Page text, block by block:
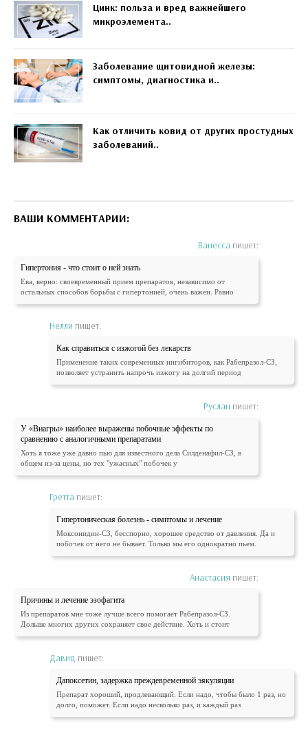
Цинк: польза и вред важнейшего
микроэлемента..
Заболевание щитовидной железы:
симптомы, диагностика и..
Как отличить ковид от других простудных
заболеваний..
ВАШИ КОММЕНТАРИИ:
Ванесса пишет:
Гипертония - что стоит о ней знать
Ева, верно: своевременный прием препаратов, независимо от
остальных способов борьбы с гипертонией, очень важен. Равно
Нелли пишет:
Как справиться с изжогой без лекарств
Применение таких современных ингибиторов, как Рабепразол-СЗ,
позволяет устранить напрочь изжогу на долгий период
Руслан пишет:
У «Виагры» наиболее выражены побочные эффекты по
сравнению с аналогичными препаратами
Хоть я тоже уже давно пью для известного дела Силденафил-СЗ, в
общем из-за цены, но тех "ужасных" побочек у
Гретта пишет:
Гипертоническая болезнь - симптомы и лечение
Моксонидин-СЗ, бесспорно, хорошее средство от давления. Да и
побочек от него не бывает. Только мы его однократно пьем.
Анастасия пишет:
Причины и лечение эзофагита
Из препаратов мне тоже лучше всего помогает Рабепразол-СЗ.
Дольше многих других сохраняет свое действие. Хоть и стоит
Давид пишет:
Дапоксетин, задержка преждевременной эякуляции
Препарат хороший, продлевающий. Если надо, чтобы было 1 раз, но
долго, поможет. Если надо несколько раз, и каждый раз